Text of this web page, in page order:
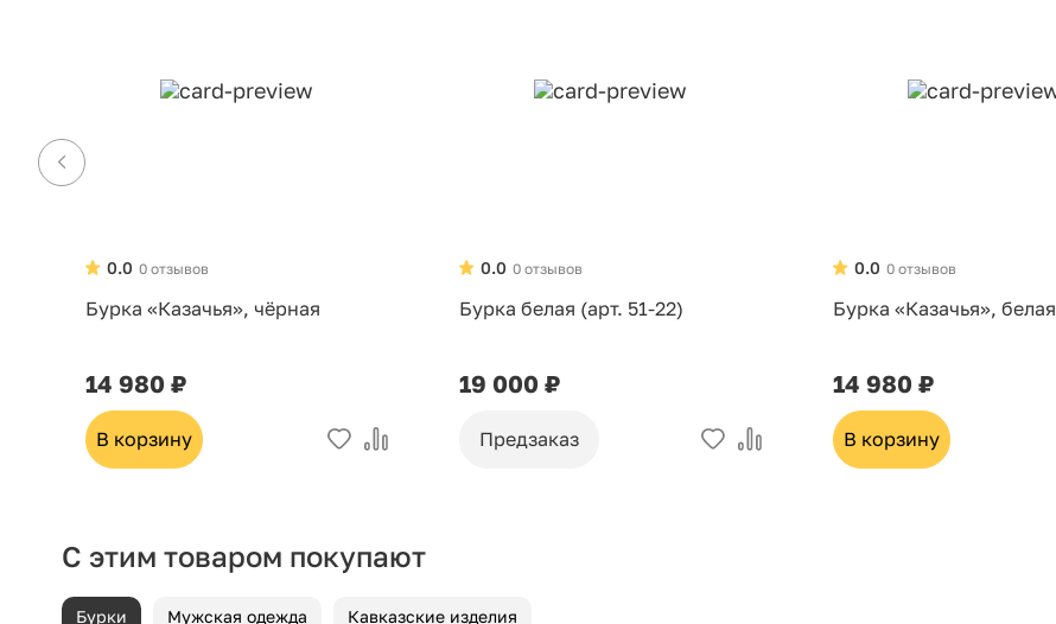
0 отзывов
0.0
Бурка «Казачья», чёрная
14 980 ₽
В корзину
0 отзывов
0.0
Бурка белая (арт. 51-22)
19 000 ₽
Предзаказ
0 отзывов
0.0
Бурка «Казачья», белая
14 980 ₽
В корзину
С этим товаром покупают
Бурки Мужская одежда Кавказские изделия